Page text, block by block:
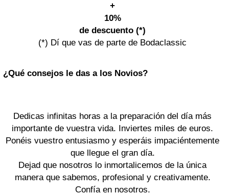
+
10%
de descuento (*)
(*) Dí que vas de parte de Bodaclassic
¿Qué consejos le das a los Novios?
Dedicas infinitas horas a la preparación del día más
importante de vuestra vida. Inviertes miles de euros.
Ponéis vuestro entusiasmo y esperáis impaciéntemente
que llegue el gran día.
Dejad que nosotros lo inmortalicemos de la única
manera que sabemos, profesional y creativamente.
Confía en nosotros.